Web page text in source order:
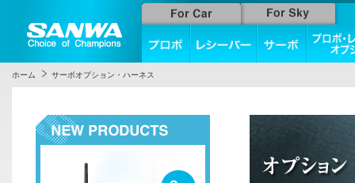
ホーム サーボオプション・ハーネス